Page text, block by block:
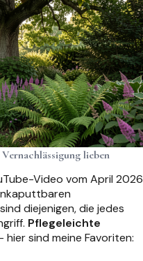
lieben
Video vom April 2026
diejenigen, die jedes
Pflegeleichte
hier sind meine Favoriten: